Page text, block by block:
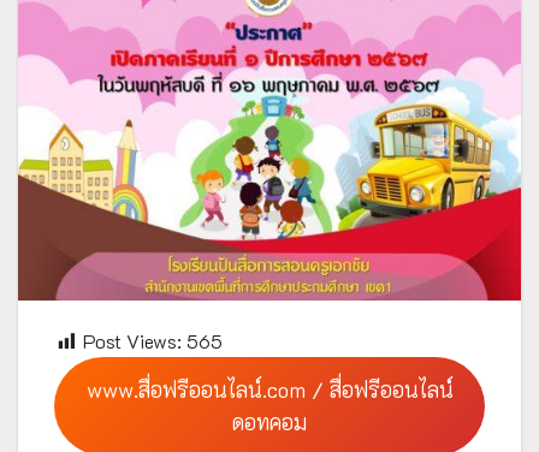
Post Views: 565
www.สื่อฟรีออนไลน์.com / สื่อฟรีออนไลน์
ดอทคอม